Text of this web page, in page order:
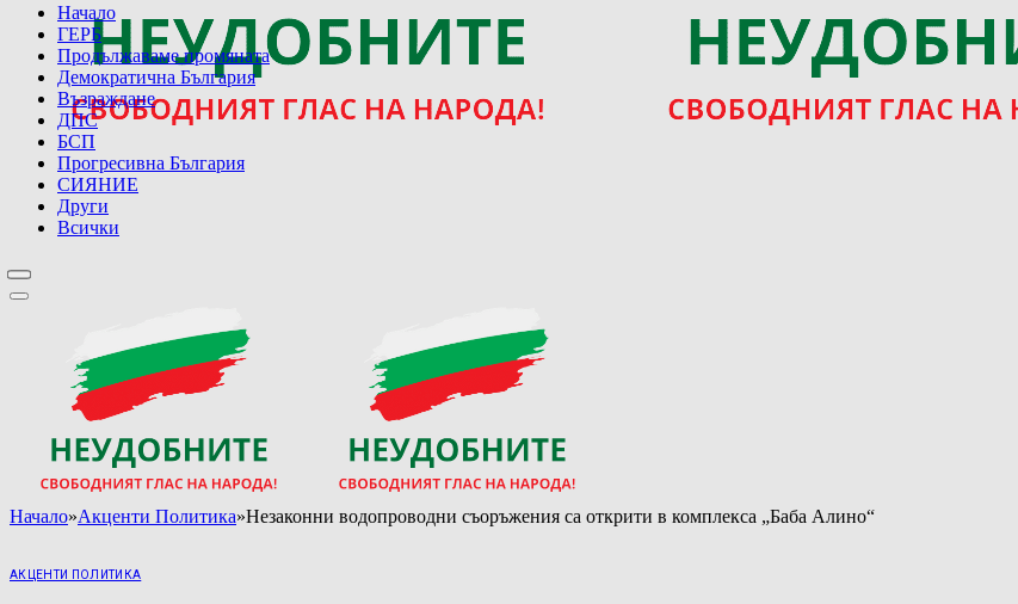
Начало
ГЕРБ
Продължаваме промяната
Демократична България
Възраждане
ДПС
БСП
Прогресивна България
СИЯНИЕ
Други
Всички
Начало»Акценти Политика»Незаконни водопроводни съоръжения са открити в комплекса „Баба Алино“
АКЦЕНТИ ПОЛИТИКА